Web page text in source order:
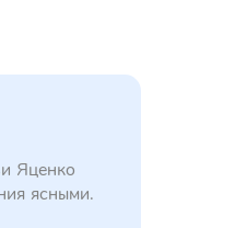
Яценко
ясными.